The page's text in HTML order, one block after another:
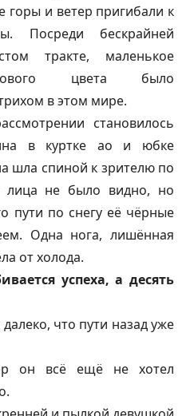
горы и ветер пригибали к
Посреди бескрайней
тракте, маленькое
цвета было
в этом мире.
становилось
в куртке ао и юбке
шла спиной к зрителю по
лица не было видно, но
пути по снегу её чёрные
Одна нога, лишённая
от холода.
успеха, а десять
что пути назад уже
он всё ещё не хотел